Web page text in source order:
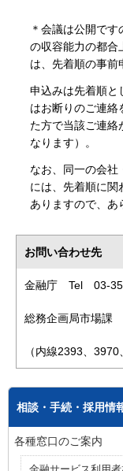
＊会議は公開で
の収容能力の都合
は、先着順の事前
申込みは先着順と
はお断りのご連絡
た方で当該ご連絡
なります）。
なお、同一の会社
には、先着順に関
ありますので、あ
お問い合わせ先
金融庁 Tel 03-
総務企画局市場課
（内線2393、3970
相談・手続・採用情
各種窓口のご案内